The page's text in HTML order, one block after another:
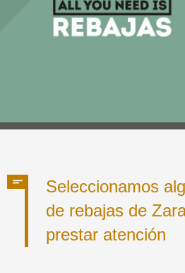
Seleccionamos
de rebajas de
prestar atención